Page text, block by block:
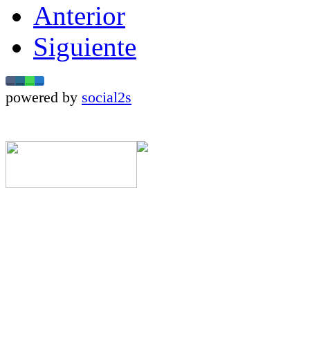
Anterior
Siguiente
powered by social2s